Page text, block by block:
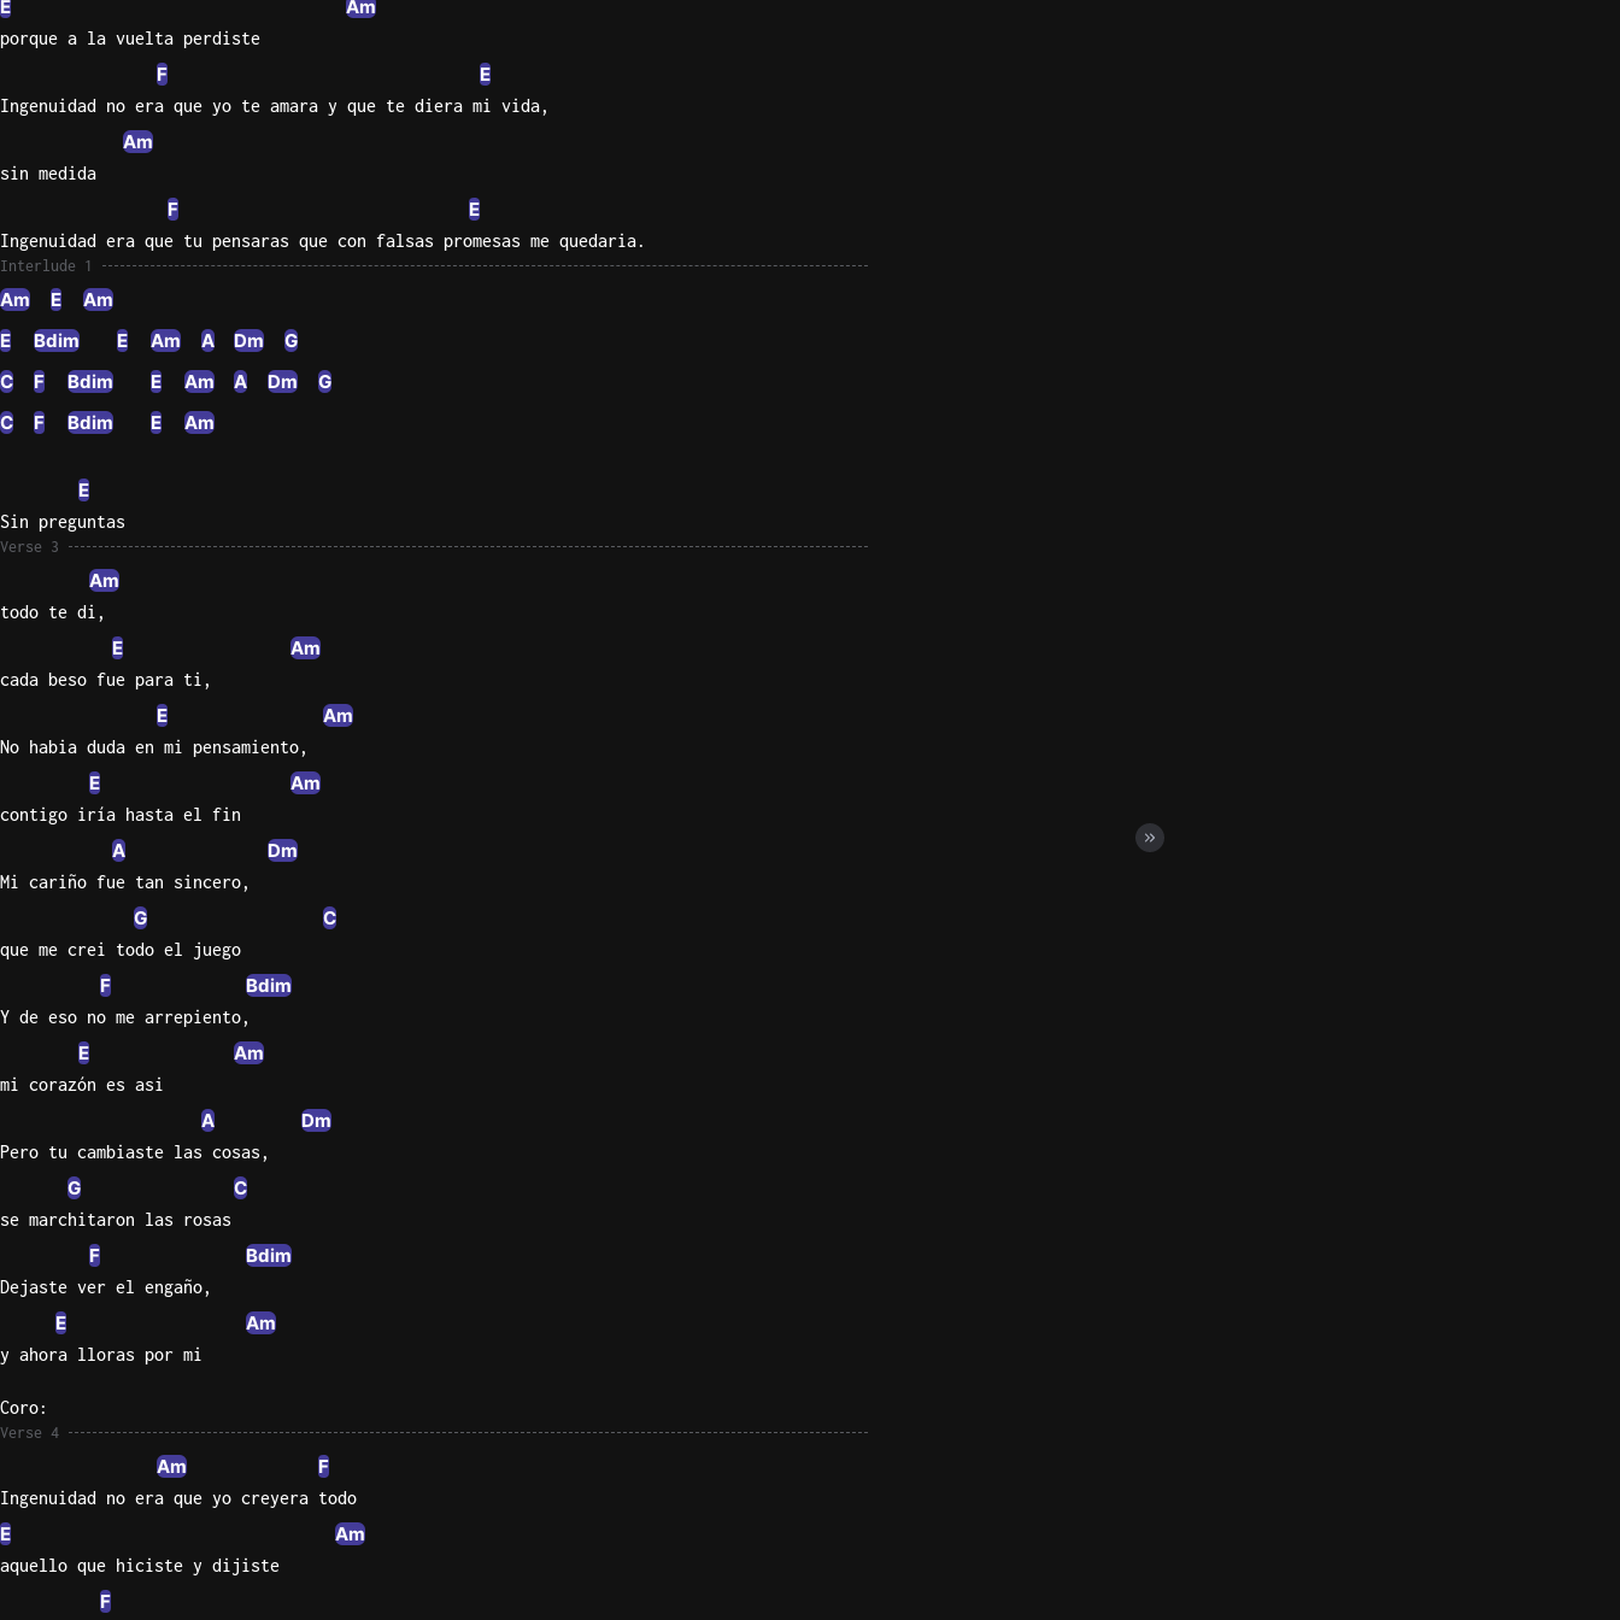
E Am
porque a la vuelta perdiste
F E
Ingenuidad no era que yo te amara y que te diera mi vida,
Am
sin medida
F E
Ingenuidad era que tu pensaras que con falsas promesas me quedaria.
Interlude 1
Am E
Am
E
Bdim E Am A Dm
G
C
F Bdim E Am A Dm
G
C
F Bdim E Am
E
Sin preguntas
Verse 3
Am
todo te di,
E Am
cada beso fue para ti,
E Am
No habia duda en mi pensamiento,
E Am
contigo iría hasta el fin
A Dm
Mi cariño fue tan sincero,
G C
que me crei todo el juego
F Bdim
Y de eso no me arrepiento,
E Am
mi corazón es asi
A Dm
Pero tu cambiaste las cosas,
G C
se marchitaron las rosas
F Bdim
Dejaste ver el engaño,
E Am
y ahora lloras por mi
Coro:
Verse 4
Am F
Ingenuidad no era que yo creyera todo
E Am
aquello que hiciste y dijiste
F